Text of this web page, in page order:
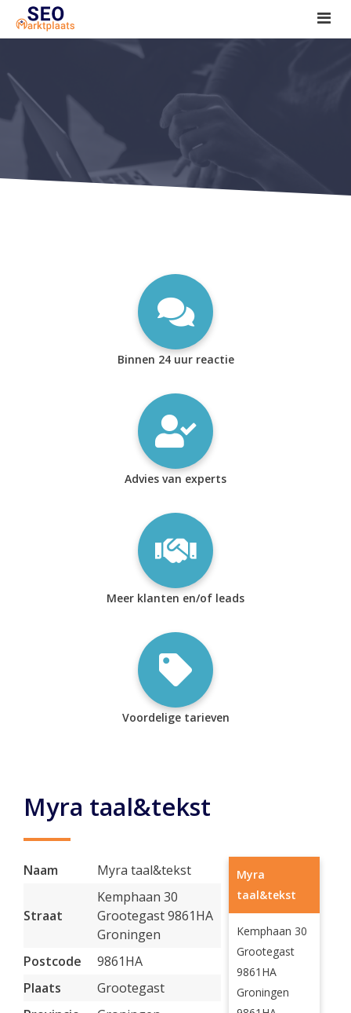
SEO tools reviews
Marketeer bij jou in de buurt?
Offerte
1. Seo voor beginners +
2. Onderzoeken +
Binnen 24 uur reactie
Advies van experts
Meer klanten en/of leads
Voordelige tarieven
Myra taal&tekst
Naam Myra taal&tekst
Straat
Kemphaan 30
Grootegast 9861HA
Groningen
Postcode
9861HA
Plaats
Grootegast
Myra
taal&tekst
Kemphaan 30
Grootegast
9861HA
Groningen